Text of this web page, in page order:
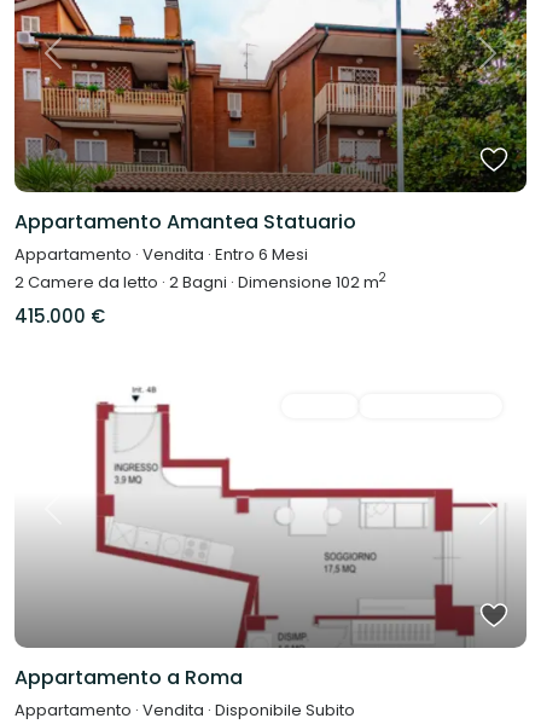
Previous Next
Appartamento Amantea Statuario
Appartamento · Vendita · Entro 6 Mesi
2Camere da letto · 2Bagni · Dimensione 102 m2
415.000 €
Previous
Appartamento a Roma
Appartamento · Vendita · Disponibile Subito